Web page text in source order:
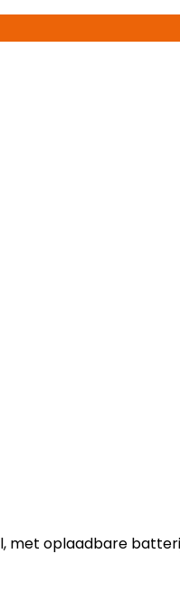
met oplaadbare